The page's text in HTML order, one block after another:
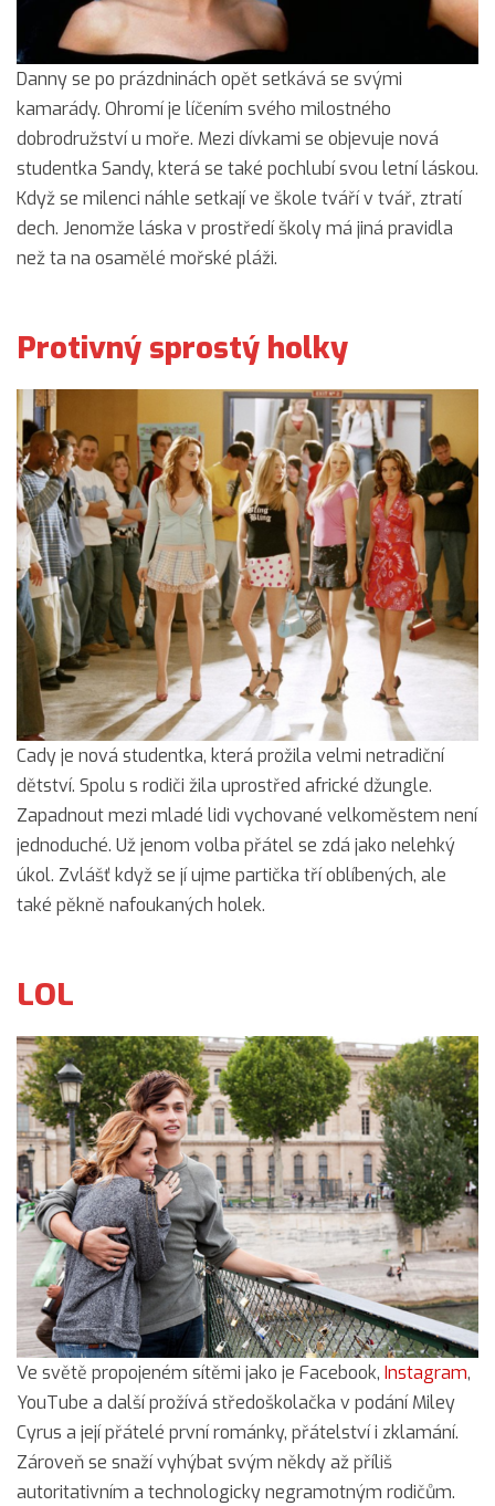
Danny se po prázdninách opět setkává se svými
kamarády. Ohromí je líčením svého milostného
dobrodružství u moře. Mezi dívkami se objevuje nová
studentka Sandy, která se také pochlubí svou letní láskou.
Když se milenci náhle setkají ve škole tváří v tvář, ztratí
dech. Jenomže láska v prostředí školy má jiná pravidla
než ta na osamělé mořské pláži.
Protivný sprostý holky
Cady je nová studentka, která prožila velmi netradiční
dětství. Spolu s rodiči žila uprostřed africké džungle.
Zapadnout mezi mladé lidi vychované velkoměstem není
jednoduché. Už jenom volba přátel se zdá jako nelehký
úkol. Zvlášť když se jí ujme partička tří oblíbených, ale
také pěkně nafoukaných holek.
LOL
Ve světě propojeném sítěmi jako je Facebook, Instagram,
YouTube a další prožívá středoškolačka v podání Miley
Cyrus a její přátelé první románky, přátelství i zklamání.
Zároveň se snaží vyhýbat svým někdy až příliš
autoritativním a technologicky negramotným rodičům.